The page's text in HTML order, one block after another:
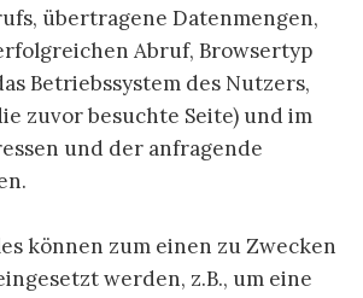
übertragene Datenmengen,
Abruf, Browsertyp
Betriebssystem des Nutzers,
zuvor besuchte Seite) und im
und der anfragende
können zum einen zu Zwecken
werden, z.B., um eine